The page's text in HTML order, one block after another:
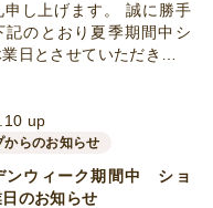
申し上げます。 誠に勝手
記のとおり夏季期間中シ
業日とさせていただき…
up
からのお知らせ
ンウィーク期間中 ショ
のお知らせ